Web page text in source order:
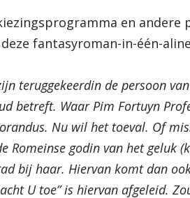
en
fantasyroman-in-één-
teruggekeerdin de persoon
betreft. Waar Pim Fortuyn
Nu wil het toeval. Of
Romeinse godin van het geluk
bij haar. Hiervan komt dan
U toe” is hiervan afgeleid.